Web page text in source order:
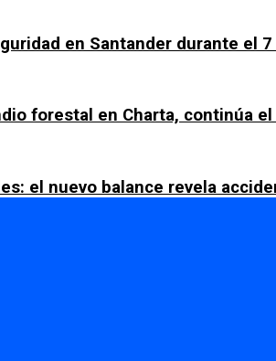
en Santander durante el
forestal en Charta, continúa
el nuevo balance revela